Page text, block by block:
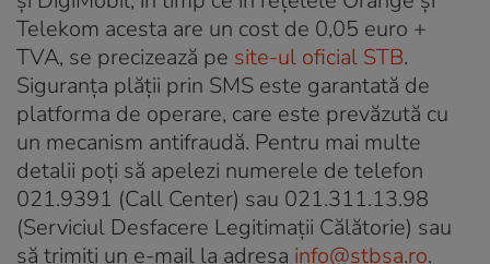
Telekom acesta are un cost de 0,05 euro +
TVA, se precizează pe site-ul oficial STB.
Siguranța plății prin SMS este garantată de
platforma de operare, care este prevăzută cu
un mecanism antifraudă. Pentru mai multe
detalii poți să apelezi numerele de telefon
021.9391 (Call Center) sau 021.311.13.98
(Serviciul Desfacere Legitimații Călătorie) sau
să trimiți un e-mail la adresa info@stbsa.ro.